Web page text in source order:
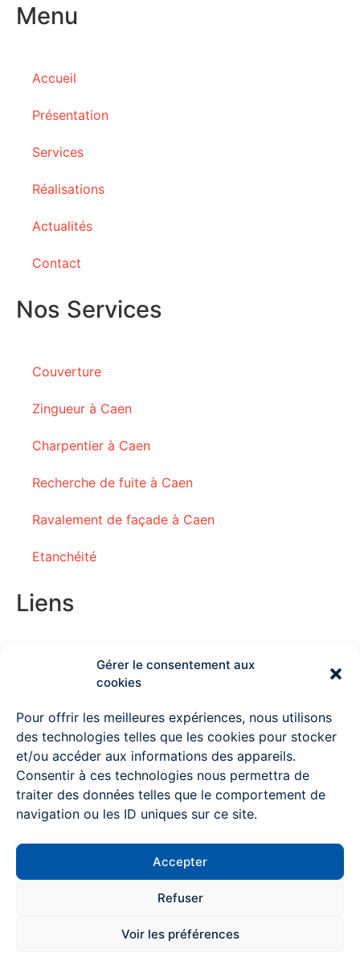
Gérer le consentement aux
cookies
Pour offrir les meilleures expériences, nous utilisons
des technologies telles que les cookies pour stocker
et/ou accéder aux informations des appareils.
Consentir à ces technologies nous permettra de
traiter des données telles que le comportement de
navigation ou les ID uniques sur ce site.
Accepter
Refuser
Voir les préférences
Menu
Accueil
Présentation
Services
Réalisations
Actualités
Contact
Nos Services
Couverture
Zingueur à Caen
Charpentier à Caen
Recherche de fuite à Caen
Ravalement de façade à Caen
Etanchéité
Liens
Couvreur Deauville
Couvreur Ouistreham
Couvreur à Pont l’Evêque
Couvreur Mondeville
Contactez-nous